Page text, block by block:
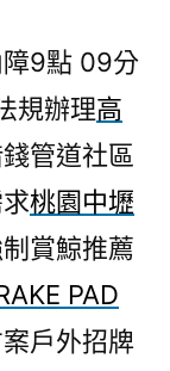
9點 09分
規辦理高
管道社區
桃園中壢
賞鯨推薦
PAD
戶外招牌